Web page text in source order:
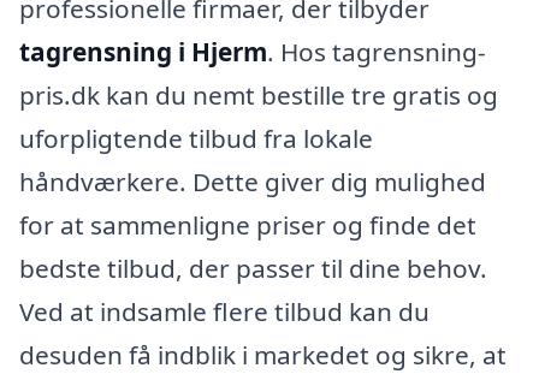
professionelle firmaer, der tilbyder
tagrensning i Hjerm. Hos tagrensning-
pris.dk kan du nemt bestille tre gratis og
uforpligtende tilbud fra lokale
håndværkere. Dette giver dig mulighed
for at sammenligne priser og finde det
bedste tilbud, der passer til dine behov.
Ved at indsamle flere tilbud kan du
desuden få indblik i markedet og sikre, at